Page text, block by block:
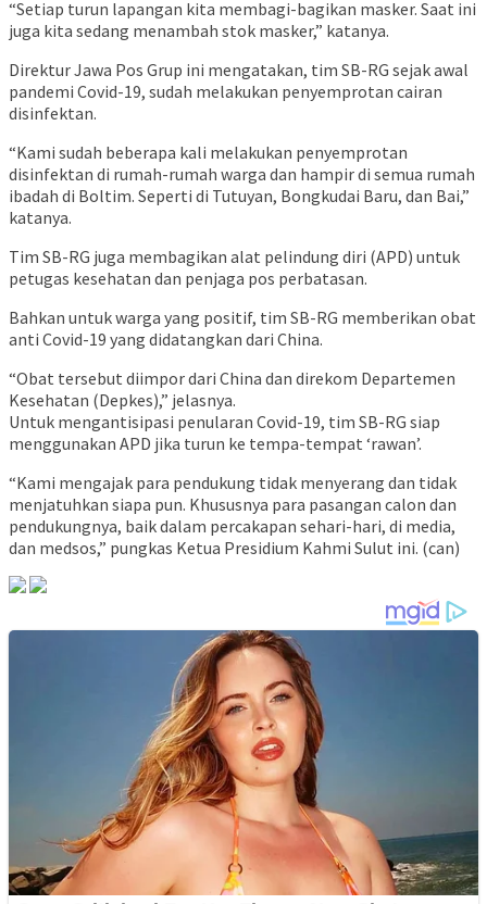
“Setiap turun lapangan kita membagi-bagikan masker. Saat ini
juga kita sedang menambah stok masker,” katanya.
Direktur Jawa Pos Grup ini mengatakan, tim SB-RG sejak awal
pandemi Covid-19, sudah melakukan penyemprotan cairan
disinfektan.
“Kami sudah beberapa kali melakukan penyemprotan
disinfektan di rumah-rumah warga dan hampir di semua rumah
ibadah di Boltim. Seperti di Tutuyan, Bongkudai Baru, dan Bai,”
katanya.
Tim SB-RG juga membagikan alat pelindung diri (APD) untuk
petugas kesehatan dan penjaga pos perbatasan.
Bahkan untuk warga yang positif, tim SB-RG memberikan obat
anti Covid-19 yang didatangkan dari China.
“Obat tersebut diimpor dari China dan direkom Departemen
Kesehatan (Depkes),” jelasnya.
Untuk mengantisipasi penularan Covid-19, tim SB-RG siap
menggunakan APD jika turun ke tempa-tempat ‘rawan’.
“Kami mengajak para pendukung tidak menyerang dan tidak
menjatuhkan siapa pun. Khususnya para pasangan calon dan
pendukungnya, baik dalam percakapan sehari-hari, di media,
dan medsos,” pungkas Ketua Presidium Kahmi Sulut ini. (can)